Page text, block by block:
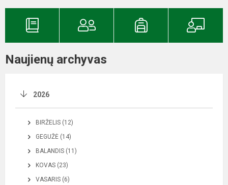
Naujienų archyvas
2026
BIRŽELIS (12)
GEGUŽĖ (14)
BALANDIS (11)
KOVAS (23)
VASARIS (6)